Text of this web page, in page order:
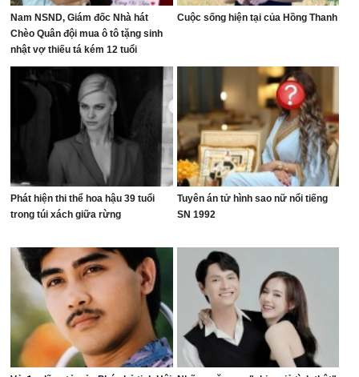
Nam NSND, Giám đốc Nhà hát
Chèo Quân đội mua ô tô tặng sinh
nhật vợ thiếu tá kém 12 tuổi
Cuộc sống hiện tại của Hồng Thanh
Phát hiện thi thể hoa hậu 39 tuổi
trong túi xách giữa rừng
Tuyên án tử hình sao nữ nổi tiếng
SN 1992